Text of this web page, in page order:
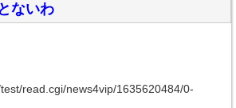
ないわ
read.cgi/news4vip/1635620484/0-